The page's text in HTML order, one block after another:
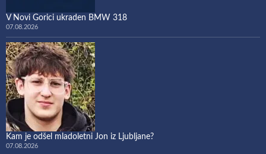
V Novi Gorici ukraden BMW 318
07.08.2026
Kam je odšel mladoletni Jon iz Ljubljane?
07.08.2026